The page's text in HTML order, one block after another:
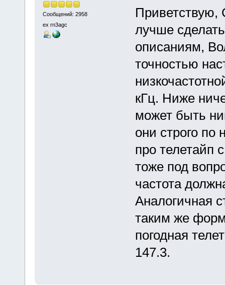
Сообщений: 2958
ex rn3agc
Приветствую,
лучше
описаниям,
точностью
кГц. Ниже
может быть
они строго по
про телетайп
тоже под
частота
Аналогичная
таким же
погодная
147.3.